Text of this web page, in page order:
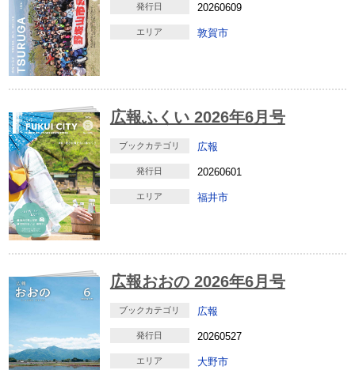
発行日 20260609
エリア 敦賀市
広報ふくい 2026年6月号
ブックカテゴリ 広報
発行日 20260601
エリア 福井市
広報おおの 2026年6月号
ブックカテゴリ 広報
発行日 20260527
エリア 大野市